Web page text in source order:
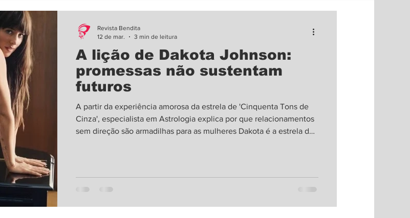
A lição de Dakota Johnson:
promessas não sustentam
futuros
A partir da experiência amorosa da estrela de 'Cinquenta Tons de
Cinza', especialista em Astrologia explica por que relacionamentos
sem direção são armadilhas para as mulheres Dakota é a estrela da
relacionamento que durou oito anos e embora a separação tenha
Revista Bendita
12 de mar.
3 min de leitura